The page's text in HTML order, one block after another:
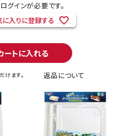
グインが必要です。
に入りに登録する
ートに入れる
けます。 返品について